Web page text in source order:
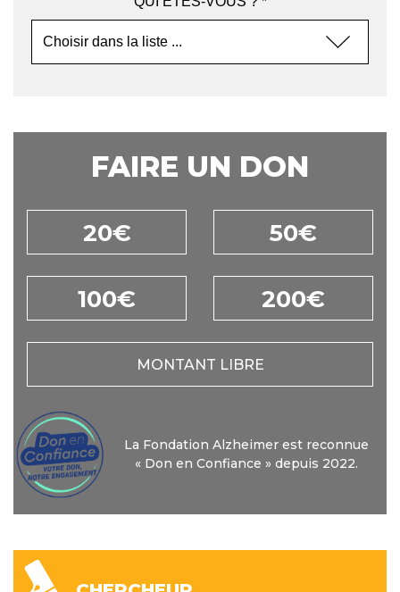
FAIRE UN DON
20€ 50€
100€ 200€
MONTANT LIBRE
La Fondation Alzheimer est reconnue
« Don en Confiance » depuis 2022.